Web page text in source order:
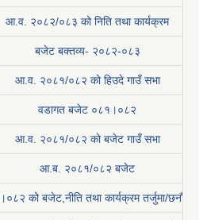
आ.व. २०८२/०८३ को निति तथा कार्यक्रम
बजेट बक्तव्य- २०८२-०८३
आ.व. २०८१/०८२ को हिउदे गाउँ सभा
वडागत बजेट ०८१।०८२
आ.व. २०८१/०८२ को बजेट गाउँ सभा
आ.ब. २०८१/०८२ बजेट
को बजेट,नीति तथा कार्यक्रम तर्जुमा/छनौट